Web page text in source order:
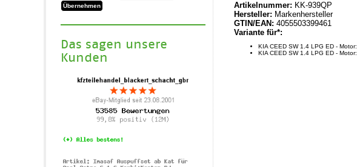
Artikelnummer: KK-939QP
Hersteller: Markenhersteller
GTIN/EAN: 4055503399461
Variante für*:
KIA CEED SW 1.4 LPG ED -
KIA CEED SW 1.4 LPG ED -
Das sagen unsere
Kunden